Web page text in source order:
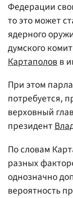
Федерации
то это может
ядерного
думского
Картаполовв
При этом
потребуется,
верховный
президент
По словам
разных
однозначно
вероятность